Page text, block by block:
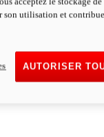
CARBURANT
utilisation et
AUTORISER